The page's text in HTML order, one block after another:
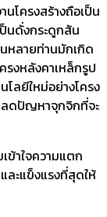
โครงสร้างถือเป็น
นดั่งกระดูกสัน
หลายท่านมักเกิด
รงหลังคาเหล็กรูป
ลยีใหม่อย่างโครง
ลดปัญหาจุกจิกที่จะ
ข้าใจความแตก
ะแข็งแรงที่สุดให้